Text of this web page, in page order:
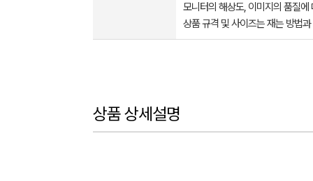
모니터의 해상도, 이미지의 품질
상품 규격 및 사이즈는 재는 방법
상품 상세설명